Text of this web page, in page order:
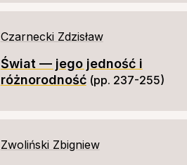
Czarnecki Zdzisław
Świat — jego jedność i
różnorodność (pp. 237-255)
Zwoliński Zbigniew